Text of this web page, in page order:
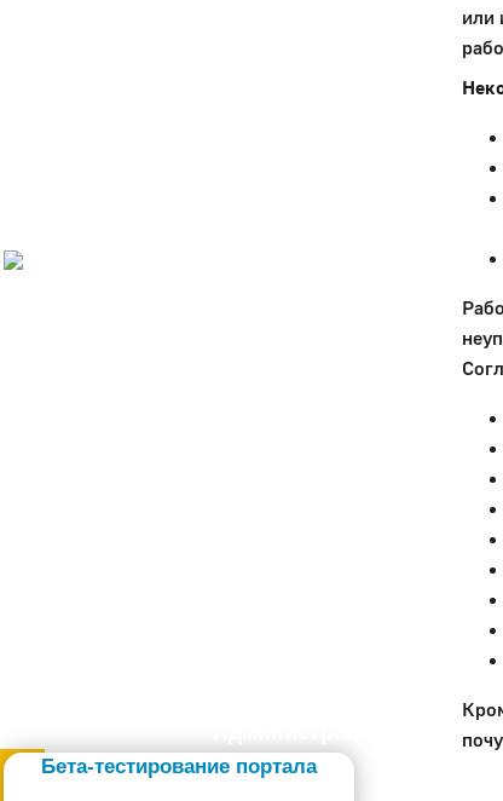
Бета-тестирование портала
или